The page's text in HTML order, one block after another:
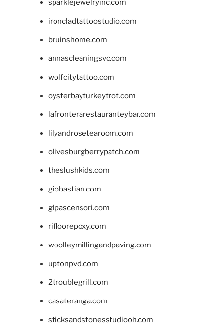
sparklejewelryinc.com
ironcladtattoostudio.com
bruinshome.com
annascleaningsvc.com
wolfcitytattoo.com
oysterbayturkeytrot.com
lafronterarestauranteybar.com
lilyandrosetearoom.com
olivesburgberrypatch.com
theslushkids.com
giobastian.com
glpascensori.com
rifloorepoxy.com
woolleymillingandpaving.com
uptonpvd.com
2troublegrill.com
casateranga.com
sticksandstonesstudiooh.com